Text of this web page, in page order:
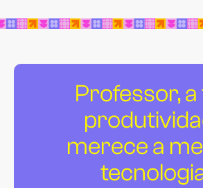
Professor, a
merece a